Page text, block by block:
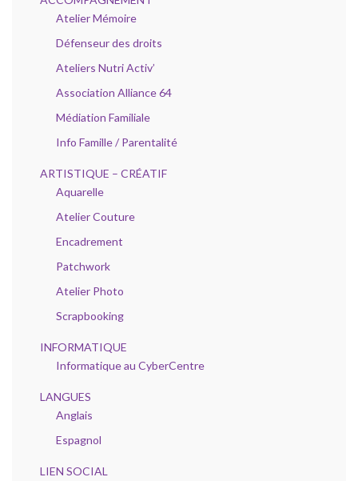
Atelier Mémoire
Défenseur des droits
Ateliers Nutri Activ’
Association Alliance 64
Médiation Familiale
Info Famille / Parentalité
ARTISTIQUE – CRÉATIF
Aquarelle
Atelier Couture
Encadrement
Patchwork
Atelier Photo
Scrapbooking
INFORMATIQUE
Informatique au CyberCentre
LANGUES
Anglais
Espagnol
LIEN SOCIAL